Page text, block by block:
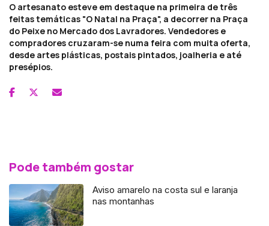
O artesanato esteve em destaque na primeira de três
feitas temáticas "O Natal na Praça", a decorrer na Praça
do Peixe no Mercado dos Lavradores. Vendedores e
compradores cruzaram-se numa feira com muita oferta,
desde artes plásticas, postais pintados, joalheria e até
presépios.
Pode também gostar
Aviso amarelo na costa sul e laranja
nas montanhas